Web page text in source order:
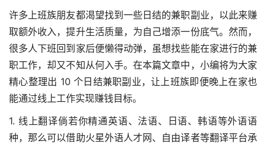
许多上班族朋友都渴望找到一些日结的兼职副业，以此来赚
取额外收入，提升生活质量，为自己增添一份底气。然而，
很多人下班回到家后便懒得动弹，虽想找些能在家进行的兼
职工作，却又不知从何入手。在本篇文章中，小编将为大家
精心整理出 10 个日结兼职副业，让上班族即便晚上在家也
能通过线上工作实现赚钱目标。
1. 线上翻译倘若你精通英语、法语、日语、韩语等外语语
种，那么可以借助火星外语人才网、自由译者等翻译平台承